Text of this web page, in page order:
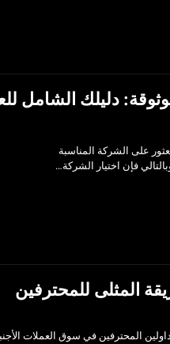
دليلك الشامل
على الشركة المناسبة
فإن اختيار الشركة…
المثلى للمحترفين
المحترفين في سوق العملات